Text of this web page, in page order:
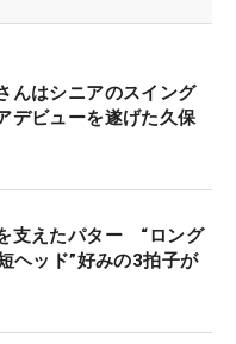
んはシニアのスイング
デビューを遂げた久保
支えたパター “ロング
ヘッド”好みの3拍子が